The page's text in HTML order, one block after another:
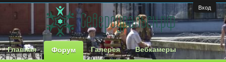
Вход
Главная Форум Галерея Вебкамеры